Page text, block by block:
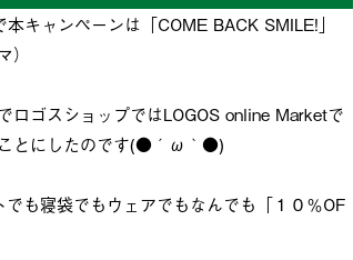
キャンペーンは「COME BACK SMILE!」
ロゴスショップではLOGOS online Marketで
ことにしたのです(●´ω｀●)
も寝袋でもウェアでもなんでも「１０％OF